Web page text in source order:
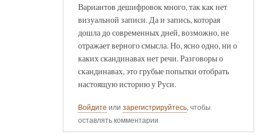
Вариантов дешифровок много, так как нет
визуальной записи. Да и запись, которая
дошла до современных дней, возможно, не
отражает верного смысла. Но, ясно одно, ни о
каких скандинавах нет речи. Разговоры о
скандинавах, это грубые попытки отобрать
настоящую историю у Руси.
Войдите или зарегистрируйтесь, чтобы
оставлять комментарии